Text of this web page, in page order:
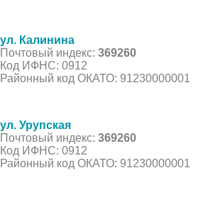
ул. Калинина
Почтовый индекс: 369260
Код ИФНС: 0912
Районный код ОКАТО: 91230000001
ул. Урупская
Почтовый индекс: 369260
Код ИФНС: 0912
Районный код ОКАТО: 91230000001